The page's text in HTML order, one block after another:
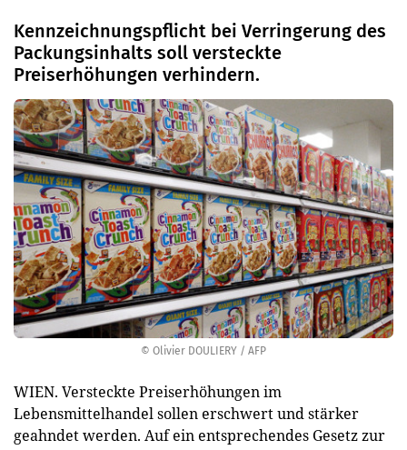
© Olivier DOULIERY / AFP
Kennzeichnungspflicht bei Verringerung des
Packungsinhalts soll versteckte
Preiserhöhungen verhindern.
WIEN. Versteckte Preiserhöhungen im
Lebensmittelhandel sollen erschwert und stärker
geahndet werden. Auf ein entsprechendes Gesetz zur